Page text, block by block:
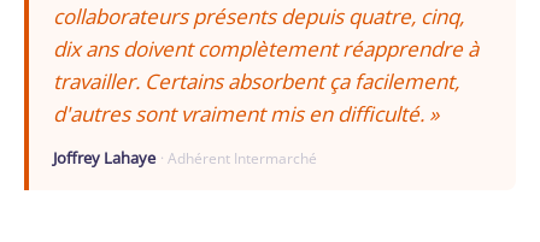
collaborateurs présents depuis quatre, cinq,
dix ans doivent complètement réapprendre à
travailler. Certains absorbent ça facilement,
d'autres sont vraiment mis en difficulté. »
Joffrey Lahaye · Adhérent Intermarché